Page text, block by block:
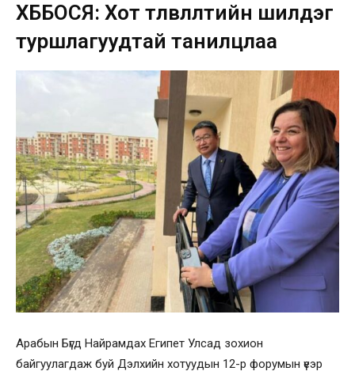
ХББОСЯ: Хот төлөвлөлтийн шилдэг
туршлагуудтай танилцлаа
Арабын Бүгд Найрамдах Египет Улсад зохион
байгуулагдаж буй Дэлхийн хотуудын 12-р форумын үеэр